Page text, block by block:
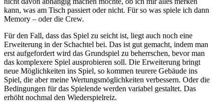
kann, was am Tisch passiert oder nicht. Für so was spiele ich dann
Memory – oder die Crew.
Für den Fall, dass das Spiel zu seicht ist, liegt auch noch eine
Erweiterung in der Schachtel bei. Das ist gut gemacht, indem man
erst aufgefordert wird das Grundspiel zu beherrschen, bevor man
das komplexere Spiel ausprobieren soll. Die Erweiterung bringt
neue Möglichkeiten ins Spiel, so kommen teurere Gebäude ins
Spiel, die aber meine Wertungsmöglichkeiten verbessern. Oder die
Bedingungen für das Spielende werden variabel gestaltet. Das
erhöht nochmal den Wiederspielreiz.